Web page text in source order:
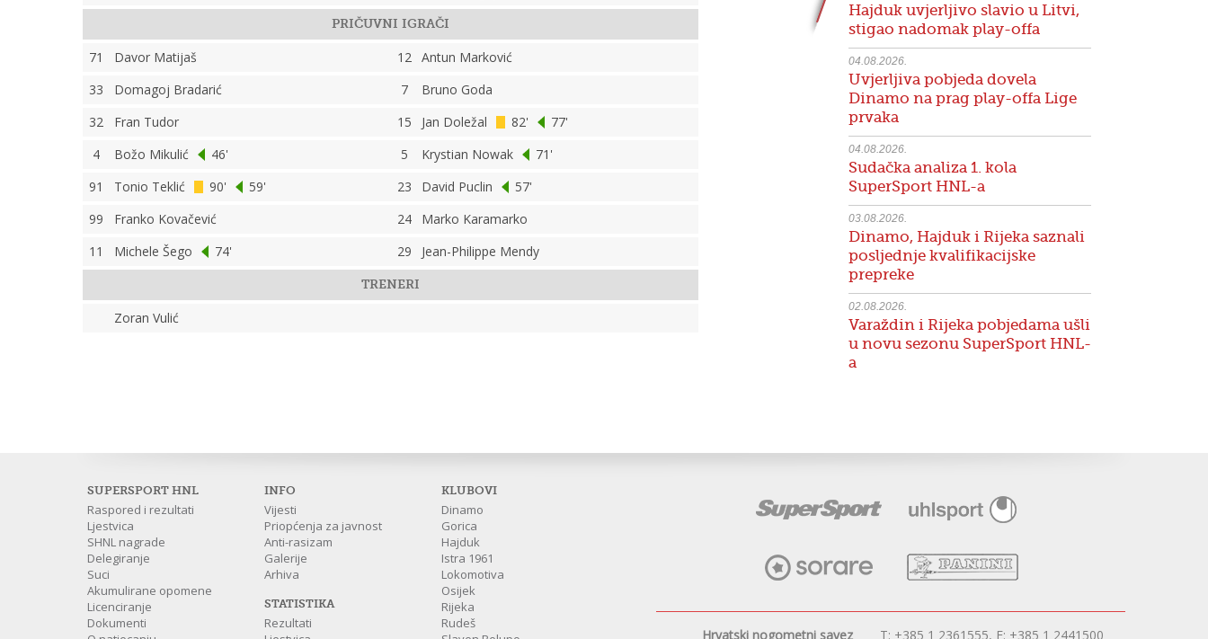
PRIČUVNI IGRAČI
71 Davor Matijaš 12
Antun Marković
33
Domagoj Bradarić 7
Bruno Goda
32
Fran Tudor 15 Jan Doležal 82'
77'
4
Božo Mikulić 46' 5 Krystian Nowak
71'
91
Tonio Teklić 90' 59' 23 David Puclin
57'
99
Franko Kovačević 24
Marko Karamarko
11
Michele Šego 74' 29 Jean-Philippe Mendy
TRENERI
Zoran Vulić
Hajduk uvjerljivo slavio u Litvi,
stigao nadomak play-offa
04.08.2026.
Uvjerljiva pobjeda dovela
Dinamo na prag play-offa Lige
prvaka
04.08.2026.
Sudačka analiza 1. kola
SuperSport HNL-a
03.08.2026.
Dinamo, Hajduk i Rijeka saznali
posljednje kvalifikacijske
prepreke
02.08.2026.
Varaždin i Rijeka pobjedama ušli
u novu sezonu SuperSport HNL-
a
SUPERSPORT HNL
Raspored i rezultati
Ljestvica
SHNL nagrade
Delegiranje
Suci
Akumulirane opomene
Licenciranje
Dokumenti
INFO
Vijesti
Priopćenja za javnost
Anti-rasizam
Galerije
Arhiva
STATISTIKA
Rezultati
KLUBOVI
Dinamo
Gorica
Hajduk
Istra 1961
Lokomotiva
Osijek
Rijeka
Rudeš
Hrvatski nogometni savez T: +385 1 2361555, F: +385 1 2441500